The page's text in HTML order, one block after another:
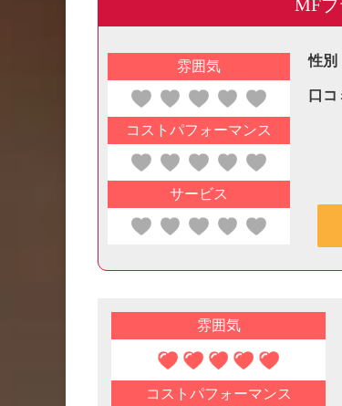
MF
雰囲気
コストパフォーマンス
サービス
性別
口コ
雰囲気
コストパフォーマンス